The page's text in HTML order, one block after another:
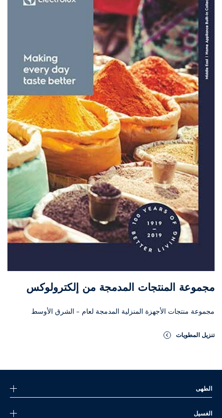
مجموعة المنتجات المدمجة من إلكترولوكس
مجموعة منتجات الأجهزة المنزلية المدمجة لعام – الشرق الأوسط
تنزيل المطويات
الطهى
الغسيل